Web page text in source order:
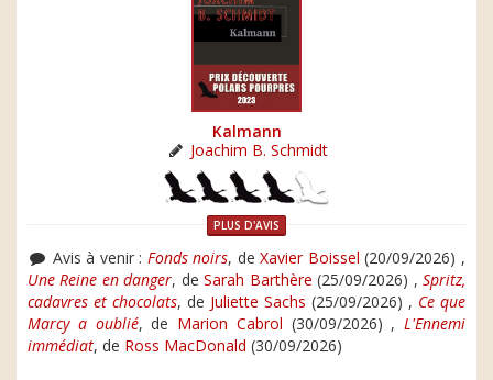
Kalmann
Joachim B. Schmidt
PLUS D'AVIS
Avis à venir : Fonds noirs, deXavier Boissel (20/09/2026) ,
Une Reine en danger, deSarah Barthère (25/09/2026) ,Spritz,
cadavres et chocolats, de Juliette Sachs (25/09/2026) , Ce que
Marcy a oublié, de Marion Cabrol (30/09/2026) , L'Ennemi
immédiat, de Ross MacDonald (30/09/2026)